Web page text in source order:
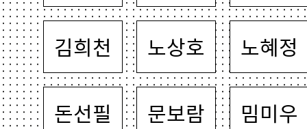
김희천 노상호 노혜정
돈선필 문보람 밈미우